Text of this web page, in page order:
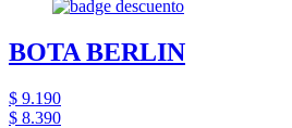
BOTA BERLIN
$ 9.190
$ 8.390